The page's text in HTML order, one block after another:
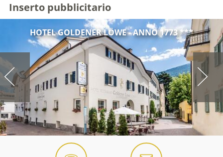
Inserto pubblicitario
HOTEL GOLDENER LÖWE - ANNO 1773 ***